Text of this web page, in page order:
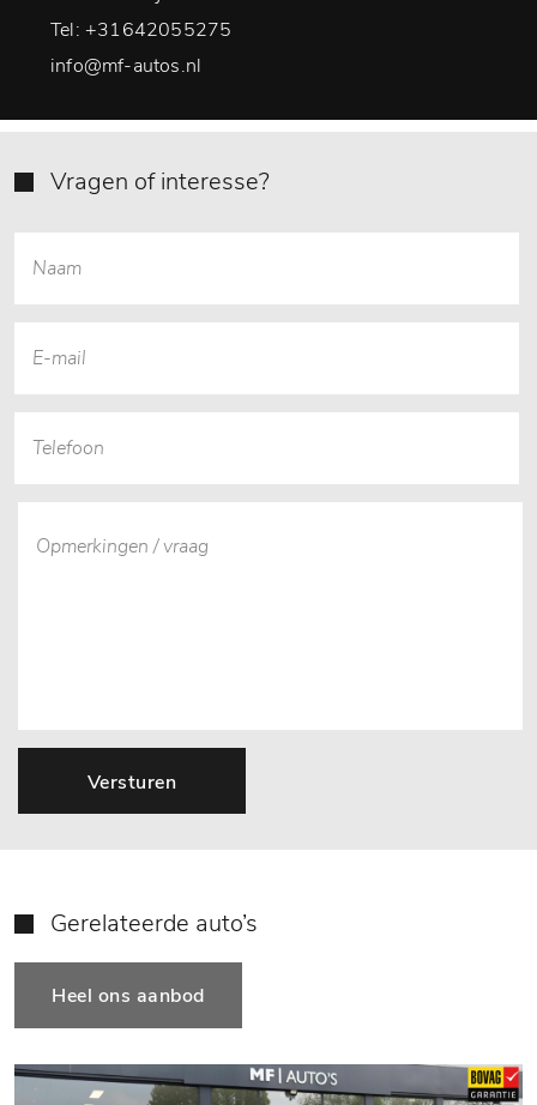
Tel: +31642055275
info@mf-autos.nl
Vragen of interesse?
Versturen
Gerelateerde auto’s
Heel ons aanbod